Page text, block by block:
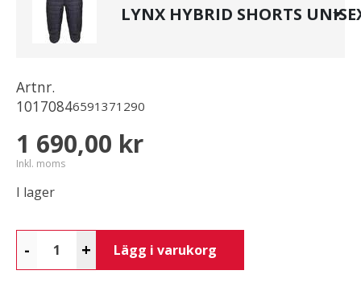
LYNX HYBRID SHORTS
Artnr.
10170846591371290
1 690,00 kr
Inkl. moms
I lager
- + Lägg i varukorg